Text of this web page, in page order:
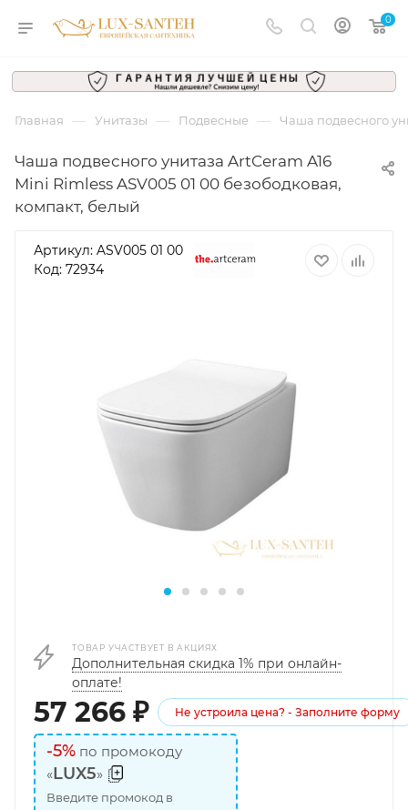
0
Главная — Унитазы — Подвесные — Чаша подвесного
Чаша подвесного унитаза ArtCeram A16
Mini Rimless ASV005 01 00 безободковая,
компакт, белый
Артикул: ASV005 01 00
Код: 72934
ТОВАР УЧАСТВУЕТ В АКЦИЯХ
Дополнительная скидка 1% при онлайн-
оплате!
57 266 ₽ Не устроила цена? - Заполните форму
-5% по промокоду
«LUX5»
Введите промокод в